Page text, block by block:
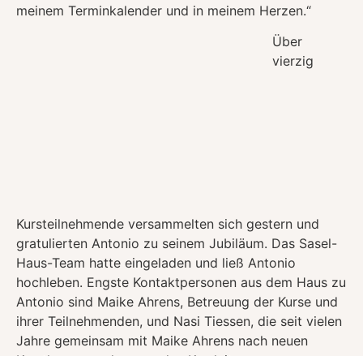
meinem Terminkalender und in meinem Herzen.“
Über
vierzig
Kursteilnehmende versammelten sich gestern und
gratulierten Antonio zu seinem Jubiläum. Das Sasel-
Haus-Team hatte eingeladen und ließ Antonio
hochleben. Engste Kontaktpersonen aus dem Haus zu
Antonio sind Maike Ahrens, Betreuung der Kurse und
ihrer Teilnehmenden, und Nasi Tiessen, die seit vielen
Jahre gemeinsam mit Maike Ahrens nach neuen